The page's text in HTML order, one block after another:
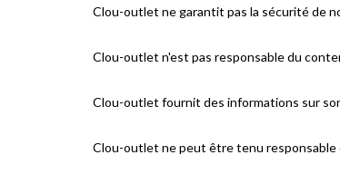
Clou-outlet ne garantit pas la sécurité de
Clou-outlet n'est pas responsable du
Clou-outlet fournit des informations sur
Clou-outlet ne peut être tenu responsable